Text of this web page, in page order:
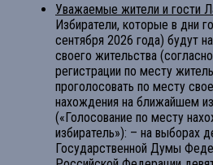
Уважаемые жители и гости
Избиратели, которые в дни
сентября 2026 года) будут
своего жительства
регистрации по месту
проголосовать по месту
нахождения на ближайшем
(«Голосование по месту
избиратель»): – на выборах
Государственной Думы